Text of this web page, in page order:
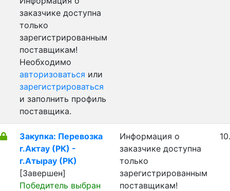
заказчике доступна
только
зарегистрированным
поставщикам!
Необходимо
авторизоваться или
зарегистрироваться
и заполнить профиль
поставщика.
Закупка: Перевозка
г.Актау (РК) -
г.Атырау (РК)
[Завершен]
Победитель выбран
Информация о
заказчике доступна
только
зарегистрированным
поставщикам!